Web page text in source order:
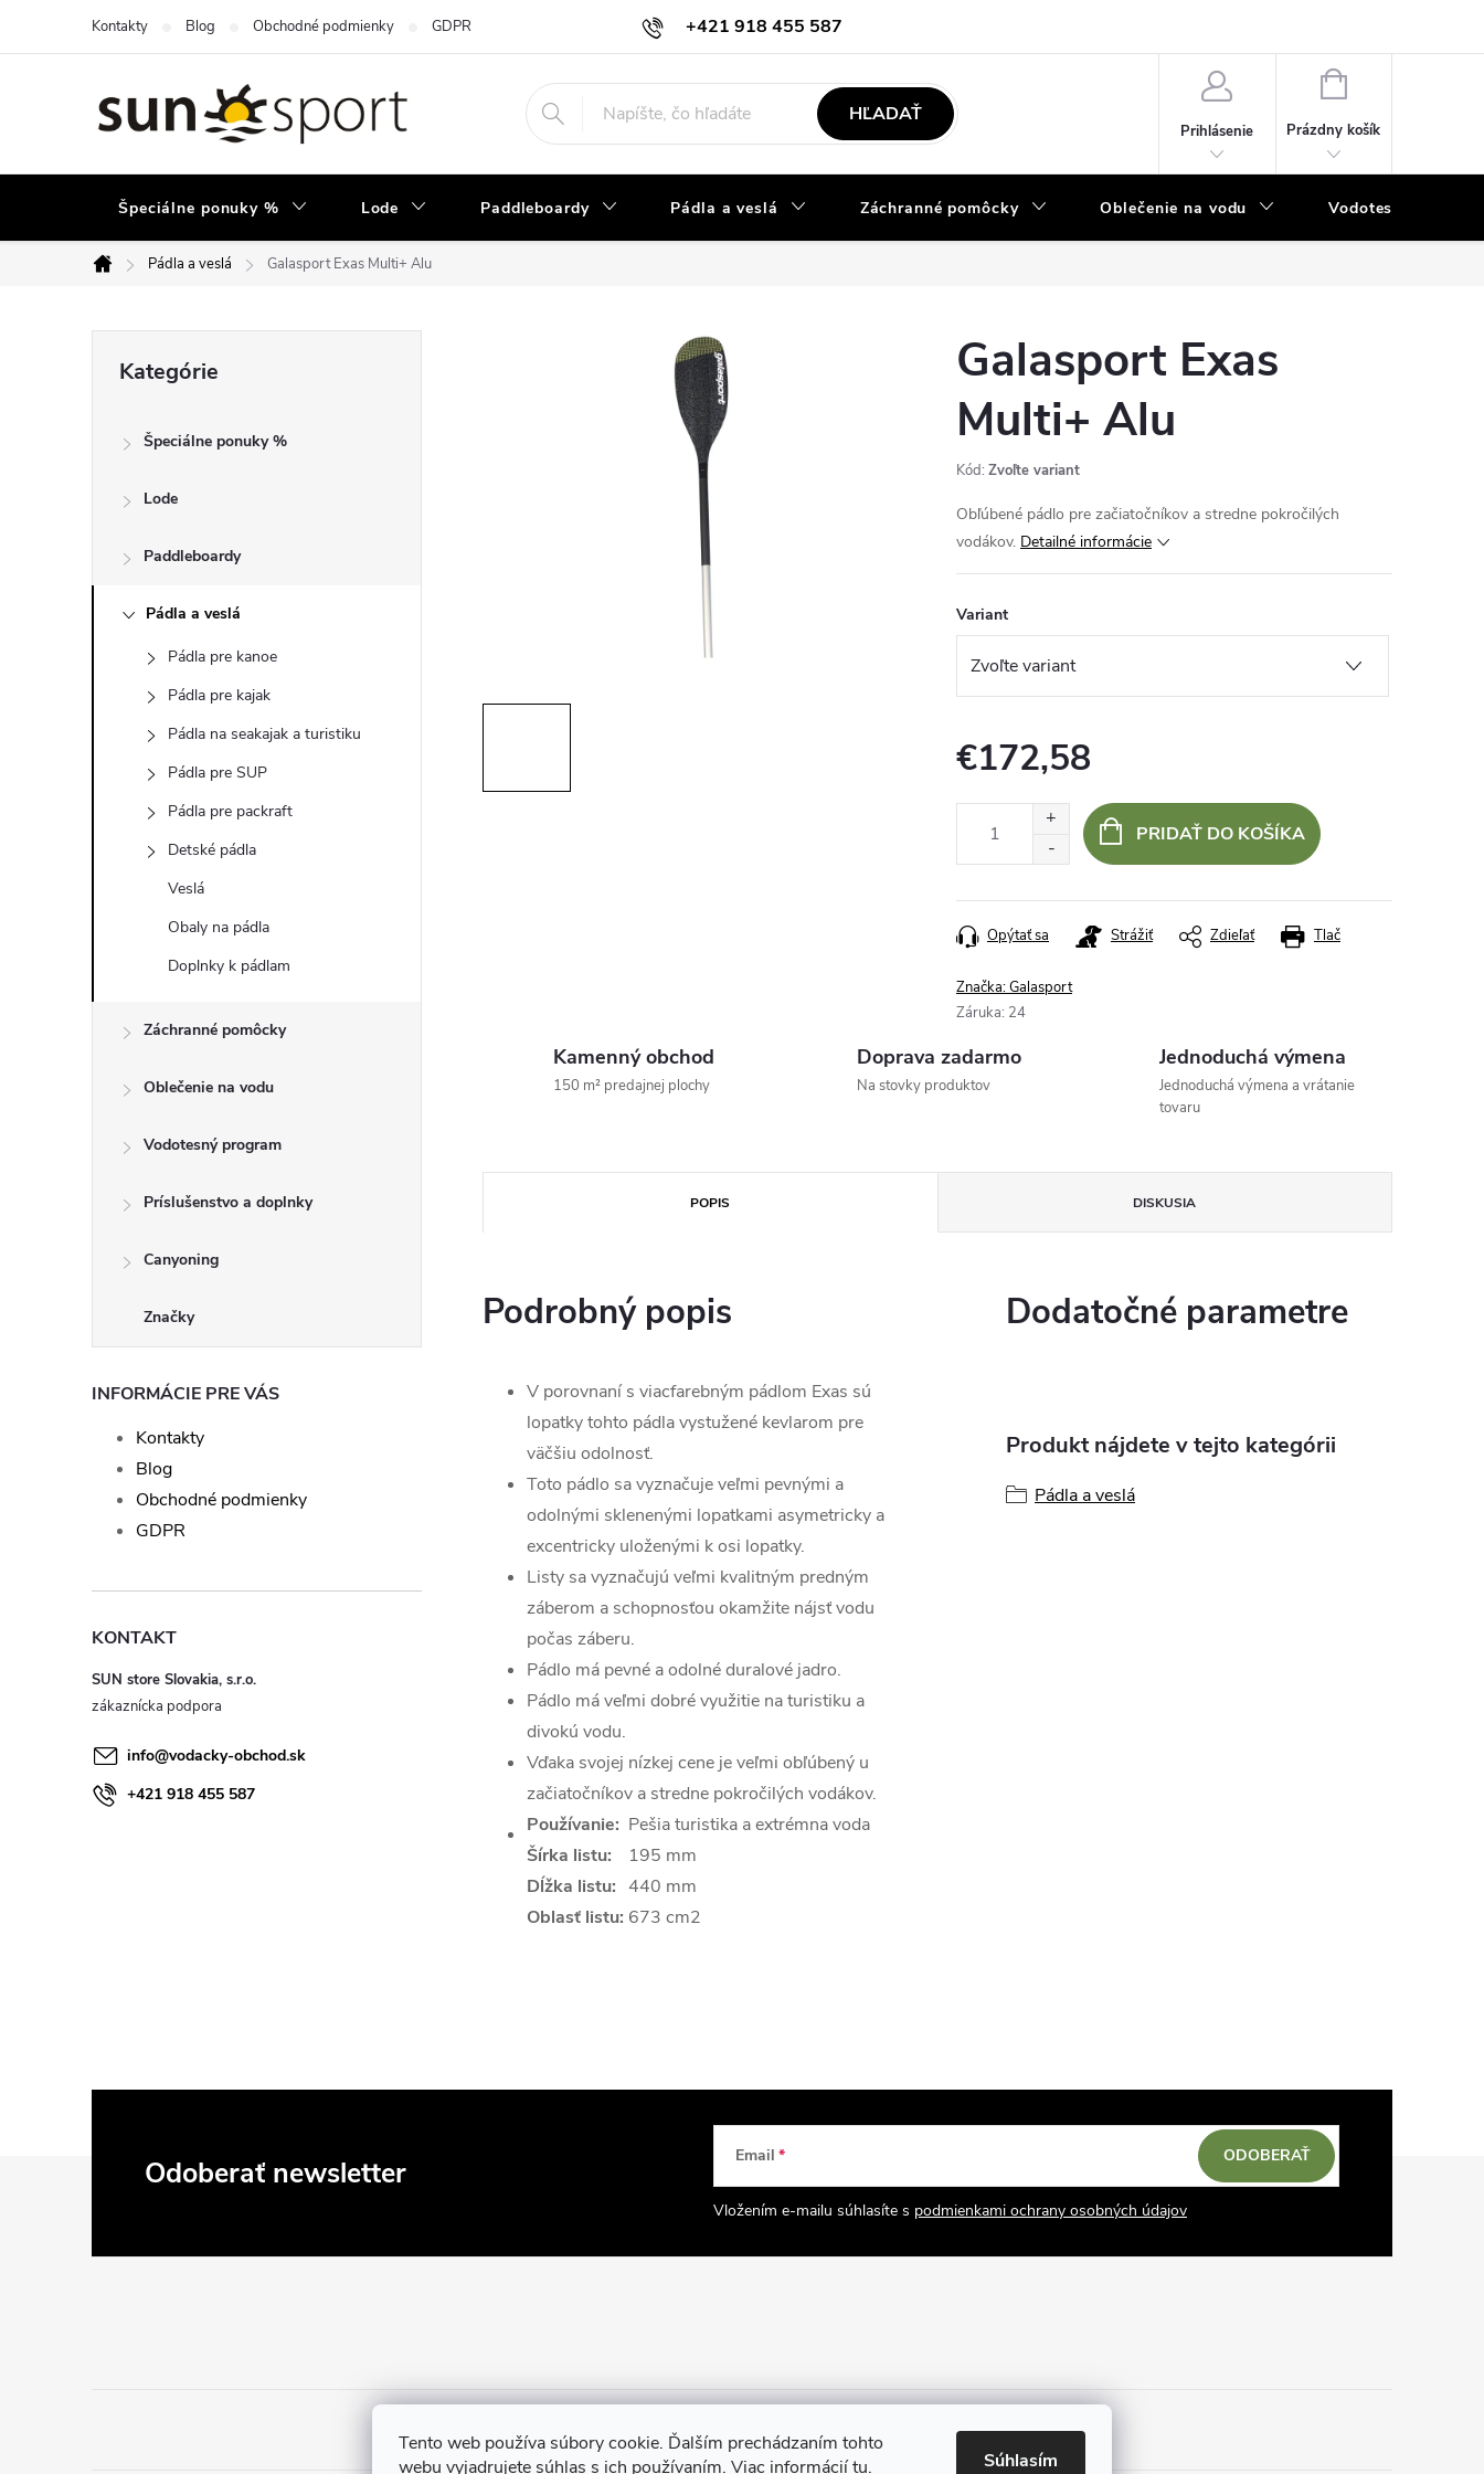
Tento web používa súbory cookie. Ďalším prechádzaním tohto
webu vyjadrujete súhlas s ich používaním. Viac informáciítu. Súhlasím
+421 918 455 587
info@vodacky-obchod.sk
Kontakty Blog Obchodné podmienky GDPR
HĽADAŤ
Prihlásenie
NÁKUPNÝ
Prázdny košík
Špeciálne ponuky % Lode Paddleboardy Pádla a veslá Záchranné pomôcky Oblečenie na vodu Vodotesný program
Domov
Pádla a veslá Galasport Exas Multi+ Alu
ý
kategórie
Kategórie
Špeciálne ponuky %
Lode
Paddleboardy
Pádla a veslá
Pádla pre kanoe
Pádla pre kajak
Pádla na seakajak a turistiku
Pádla pre SUP
Pádla pre packraft
Detské pádla
Veslá
Obaly na pádla
Doplnky k pádlam
Záchranné pomôcky
Oblečenie na vodu
Vodotesný program
Príslušenstvo a doplnky
Canyoning
Značky
INFORMÁCIE PRE VÁS
Kontakty
Blog
Obchodné podmienky
GDPR
KONTAKT
SUN store Slovakia, s.r.o.
info@vodacky-obchod.sk
+421 918 455 587
Galasport Exas
Multi+ Alu
Kód: Zvoľte variant
Obľúbené pádlo pre začiatočníkov a stredne pokročilých
vodákov. Detailné informácie
Variant
€172,58
PRIDAŤ DO KOŠÍKA
Tlač
Opýtať sa Strážiť Zdieľať
Značka:Galasport
Záruka: 24
Kamenný obchod
150 m² predajnej plochy
Doprava zadarmo
Na stovky produktov
Jednoduchá výmena
Jednoduchá výmena a vrátanie
tovaru
POPIS DISKUSIA
Podrobný popis
V porovnaní s viacfarebným pádlom Exas sú
lopatky tohto pádla vystužené kevlarom pre
väčšiu odolnosť.
Toto pádlo sa vyznačuje veľmi pevnými a
odolnými sklenenými lopatkami asymetricky a
excentricky uloženými k osi lopatky.
Listy sa vyznačujú veľmi kvalitným predným
záberom a schopnosťou okamžite nájsť vodu
počas záberu.
Pádlo má pevné a odolné duralové jadro.
Pádlo má veľmi dobré využitie na turistiku a
divokú vodu.
Vďaka svojej nízkej cene je veľmi obľúbený u
začiatočníkov a stredne pokročilých vodákov.
Používanie: Pešia turistika a extrémna voda
Šírka listu:
195 mm
Dĺžka listu: 440 mm
Oblasť listu: 673 cm2
Dodatočné parametre
Produkt nájdete v tejto kategórii
Pádla a veslá
Odoberať newsletter Email
Vložením e-mailu súhlasíte s podmienkami ochrany osobných údajov
ODOBERAŤ